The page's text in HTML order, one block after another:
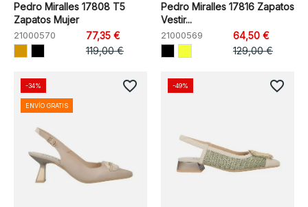
Pedro Miralles 17808 T5
Zapatos Mujer
21000570
77,35 €
119,00 €
Pedro Miralles 17816 Zapatos
Vestir...
21000569
64,50 €
129,00 €
-34%
ENVÍO GRATIS
favorite_border -49% favorite_border